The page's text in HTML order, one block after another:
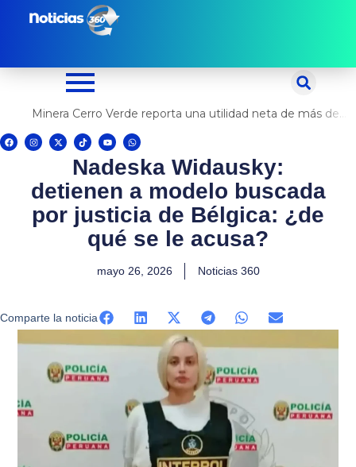
Minera Cerro Verde reporta una utilidad neta de más de US$ 500 millones
F
a
c
I
n
s
r
a
X
-
t
t
e
T
i
k
t
o
Y
o
u
t
u
e
W
h
a
t
s
p
p
Nadeska Widausky:
detienen a modelo buscada
por justicia de Bélgica: ¿de
qué se le acusa?
mayo 26, 2026 Noticias 360
Comparte la noticia